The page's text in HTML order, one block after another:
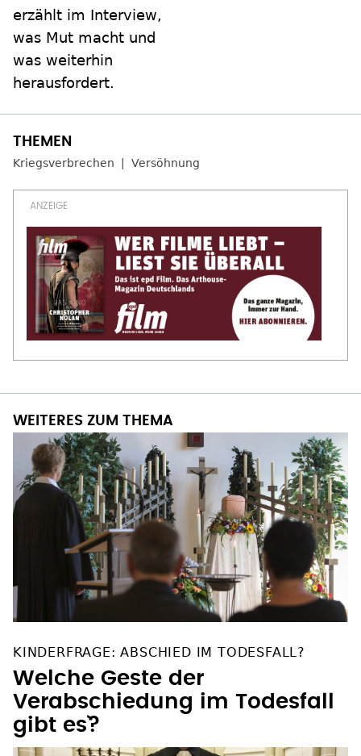
erzählt im Interview,
was Mut macht und
was weiterhin
herausfordert.
Kriegsverbrechen Versöhnung
WEITERES ZUM THEMA
KINDERFRAGE: ABSCHIED IM TODESFALL?
Welche Geste der
Verabschiedung im Todesfall
gibt es`?